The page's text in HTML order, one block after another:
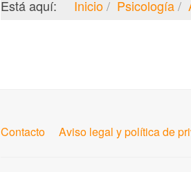
Está aquí: Inicio Psicología
Contacto Aviso legal y política de